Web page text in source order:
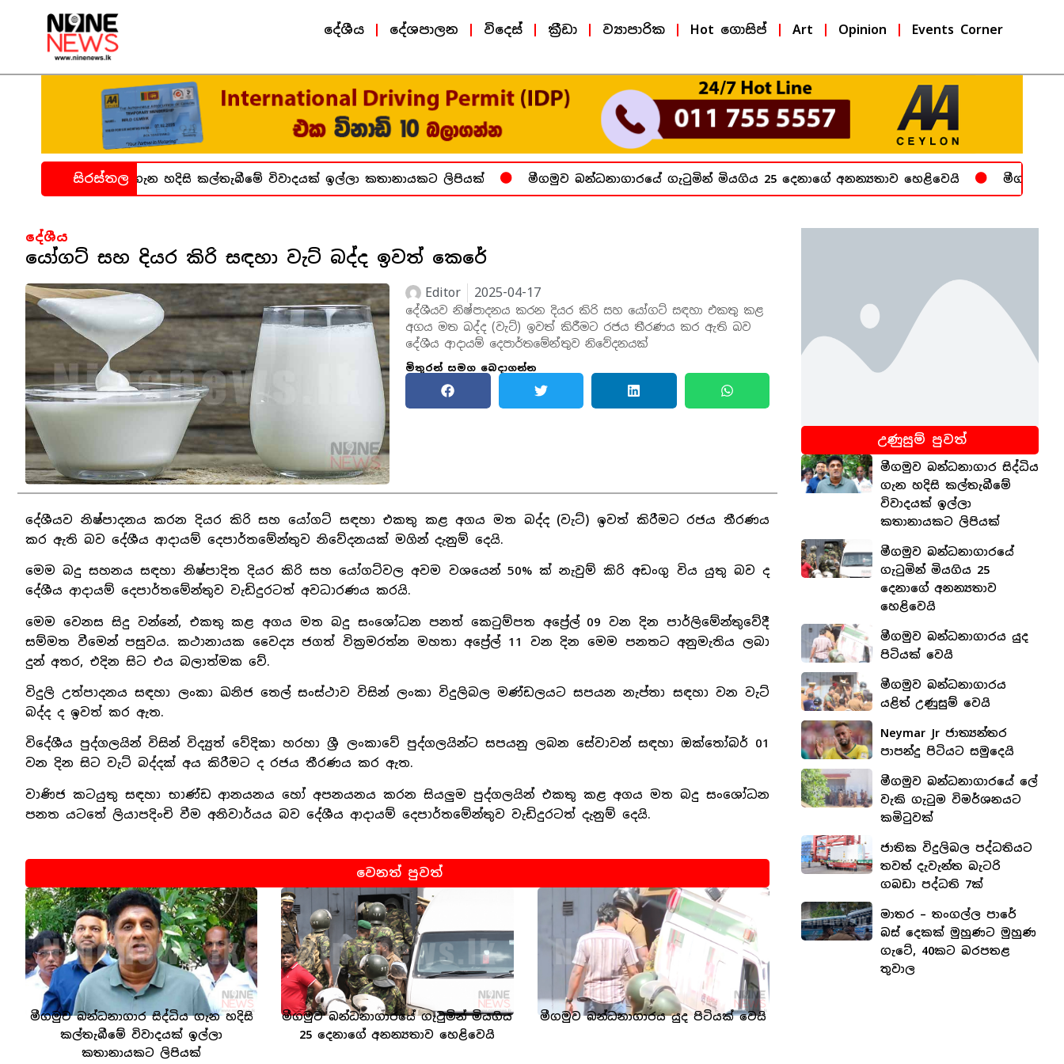
දේශීය දේශපාලන විදෙස් ක්‍රීඩා ව්‍යාපාරික Hot ගොසිප් Art Opinion Events Corner
සිරස්තල
සිද්ධිය ගැන හදිසි කල්තැබීමේ විවාදයක් ඉල්ලා කතානායකට ලිපියක් මීගමුව බන්ධනාගාරයේ ගැටුමින් මියගිය 25 දෙනාගේ අනන්‍යතාව හෙළිවෙයි මීගමුව
දේශීය
යෝගට් සහ දියර කිරි සඳහා වැට් බද්ද ඉවත් කෙරේ
Editor 2025-04-17
දේශීයව නිෂ්පාදනය කරන දියර කිරි සහ යෝගට් සඳහා එකතු කළ
අගය මත බද්ද (වැට්) ඉවත් කිරීමට රජය තීරණය කර ඇති බව
දේශීය ආදායම් දෙපාර්තමේන්තුව නිවේදනයක්
මිතුරන් සමග බෙදාගන්න
දේශීයව නිෂ්පාදනය කරන දියර කිරි සහ යෝගට් සඳහා එකතු කළ අගය මත බද්ද (වැට්) ඉවත් කිරීමට රජය තීරණය
කර ඇති බව දේශීය ආදායම් දෙපාර්තමේන්තුව නිවේදනයක් මගින් දැනුම් දෙයි.
මෙම බදු සහනය සඳහා නිෂ්පාදිත දියර කිරි සහ යෝගට්වල අවම වශයෙන් 50% ක් නැවුම් කිරි අඩංගු විය යුතු බව ද
දේශීය ආදායම් දෙපාර්තමේන්තුව වැඩිදුරටත් අවධාරණය කරයි.
මෙම වෙනස සිදු වන්නේ, එකතු කළ අගය මත බදු සංශෝධන පනත් කෙටුම්පත අප්‍රේල් 09 වන දින පාර්ලිමේන්තුවේදී
සම්මත වීමෙන් පසුවය. කථානායක වෛද්‍ය ජගත් වික්‍රමරත්න මහතා අප්‍රේල් 11 වන දින මෙම පනතට අනුමැතිය ලබා
දුන් අතර, එදින සිට එය බලාත්මක වේ.
විදුලි උත්පාදනය සඳහා ලංකා ඛනිජ තෙල් සංස්ථාව විසින් ලංකා විදුලිබල මණ්ඩලයට සපයන නැප්තා සඳහා වන වැට්
බද්ද ද ඉවත් කර ඇත.
විදේශීය පුද්ගලයින් විසින් විද්‍යුත් වේදිකා හරහා ශ්‍රී ලංකාවේ පුද්ගලයින්ට සපයනු ලබන සේවාවන් සඳහා ඔක්තෝබර් 01
වන දින සිට වැට් බද්දක් අය කිරීමට ද රජය තීරණය කර ඇත.
වාණිජ කටයුතු සඳහා භාණ්ඩ ආනයනය හෝ අපනයනය කරන සියලුම පුද්ගලයින් එකතු කළ අගය මත බදු සංශෝධන
පනත යටතේ ලියාපදිංචි වීම අනිවාර්යය බව දේශීය ආදායම් දෙපාර්තමේන්තුව වැඩිදුරටත් දැනුම් දෙයි.
වෙනත් පුවත්
මීගමුව බන්ධනාගාර සිද්ධිය ගැන හදිසි
කල්තැබීමේ විවාදයක් ඉල්ලා
කතානායකට ලිපියක්
මීගමුව බන්ධනාගාරයේ ගැටුමින් මියගිය
25 දෙනාගේ අනන්‍යතාව හෙළිවෙයි
මීගමුව බන්ධනාගාරය යුද පිටියක් වෙයි
උණුසුම් පුවත්
මීගමුව බන්ධනාගාර සිද්ධිය
ගැන හදිසි කල්තැබීමේ
විවාදයක් ඉල්ලා
කතානායකට ලිපියක්
මීගමුව බන්ධනාගාරයේ
ගැටුමින් මියගිය 25
දෙනාගේ අනන්‍යතාව
හෙළිවෙයි
මීගමුව බන්ධනාගාරය යුද
පිටියක් වෙයි
මීගමුව බන්ධනාගාරය
යළිත් උණුසුම් වෙයි
Neymar Jr ජාත්‍යන්තර
පාපන්දු පිටියට සමුදෙයි
මීගමුව බන්ධනාගාරයේ ලේ
වැකි ගැටුම විමර්ශනයට
කමිටුවක්
ජාතික විදුලිබල පද්ධතියට
තවත් දැවැන්ත බැටරි
ගබඩා පද්ධති 7ක්
මාතර – තංගල්ල පාරේ
බස් දෙකක් මුහුණට මුහුණ
ගැටේ, 40කට බරපතළ
තුවාල